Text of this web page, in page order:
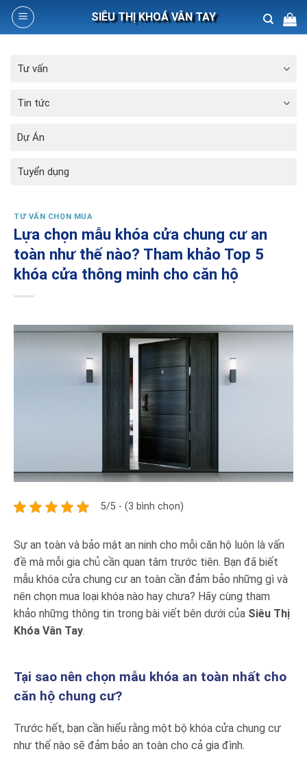
Skip
SIÊU THỊ KHOÁ VÂN TAY
for:
Tư vấn
Tin tức
Dự Án
Tuyển dụng
TƯ VẤN CHỌN MUA
Lựa chọn mẫu khóa cửa chung cư an
toàn như thế nào? Tham khảo Top 5
khóa cửa thông minh cho căn hộ
5/5 - (3 bình chọn)
Sự an toàn và bảo mật an ninh cho mỗi căn hộ luôn là vấn
đề mà mỗi gia chủ cần quan tâm trước tiên. Bạn đã biết
mẫu khóa cửa chung cư an toàn cần đảm bảo những gì và
nên chọn mua loại khóa nào hay chưa? Hãy cùng tham
khảo những thông tin trong bài viết bên dưới của Siêu Thị
Khóa Vân Tay.
Tại sao nên chọn mẫu khóa an toàn nhất cho
căn hộ chung cư?
Trước hết, bạn cần hiểu rằng một bộ khóa cửa chung cư
như thế nào sẽ đảm bảo an toàn cho cả gia đình.